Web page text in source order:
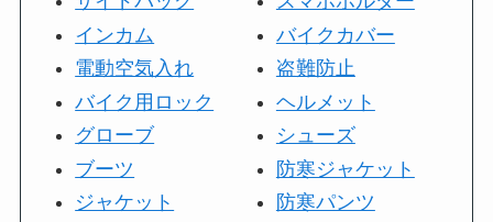
インカム
電動空気入れ
バイク用ロック
グローブ
ブーツ
ジャケット
バイクカバー
盗難防止
ヘルメット
シューズ
防寒ジャケット
防寒パンツ